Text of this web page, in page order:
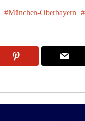
München-Oberbayern